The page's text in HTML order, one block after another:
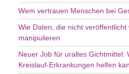
Wem vertrauen Menschen bei
Wie Daten, die nicht
manipulieren
Neuer Job für uraltes Gichtmittel:
Kreislauf-Erkrankungen helfen